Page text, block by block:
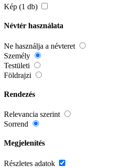
Kép (1 db)
Névtér használata
Ne használja a névteret
Személy
Testületi
Földrajzi
Rendezés
Relevancia szerint
Sorrend
Megjelenítés
Részletes adatok